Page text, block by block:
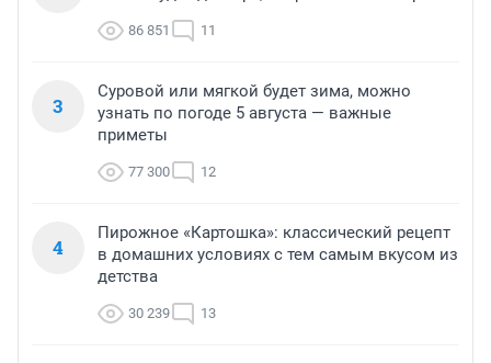
86 851 11
3
Суровой или мягкой будет зима, можно
узнать по погоде 5 августа — важные
приметы
77 300 12
4
Пирожное «Картошка»: классический рецепт
в домашних условиях с тем самым вкусом из
детства
30 239 13